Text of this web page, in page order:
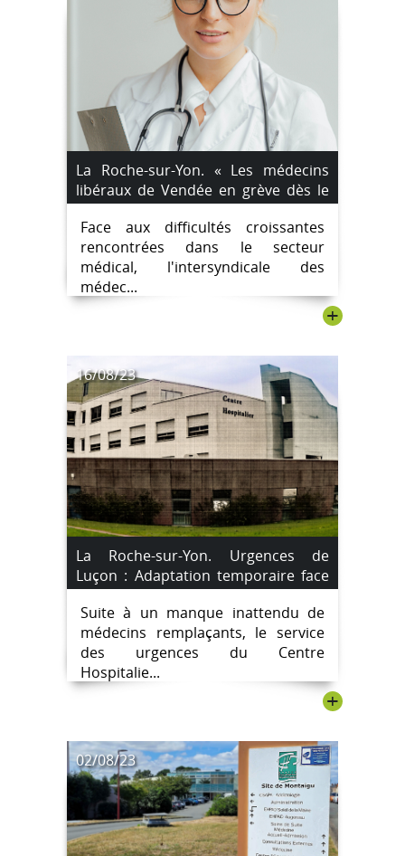
La Roche-sur-Yon. « Les médecins
libéraux de Vendée en grève dès le
vendredi 13 octobre »
Face aux difficultés croissantes
rencontrées dans le secteur
médical, l'intersyndicale des
médec...
+
16/08/23
La Roche-sur-Yon. Urgences de
Luçon : Adaptation temporaire face
au manque de médecins
remplaçants.
Suite à un manque inattendu de
médecins remplaçants, le service
des urgences du Centre
Hospitalie...
+
02/08/23